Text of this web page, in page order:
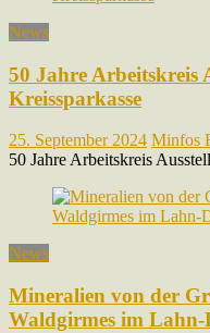
News
50 Jahre Arbeitskreis
Kreissparkasse
25. September 2024 Minfos
50 Jahre Arbeitskreis
News
Mineralien von der
Waldgirmes im